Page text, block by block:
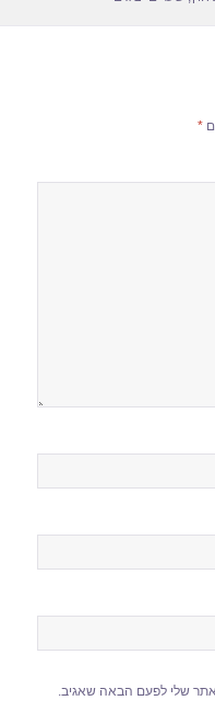
*
שלי לפעם הבאה שאגיב.